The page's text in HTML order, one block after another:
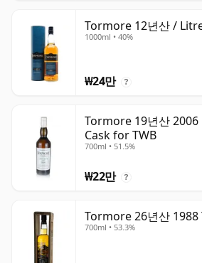
Tormore 12년산 /
1000ml • 40%
₩24만 ?
Tormore 19년산 2006
Cask for TWB
700ml • 51.5%
₩22만 ?
Tormore 26년산
700ml • 53.3%